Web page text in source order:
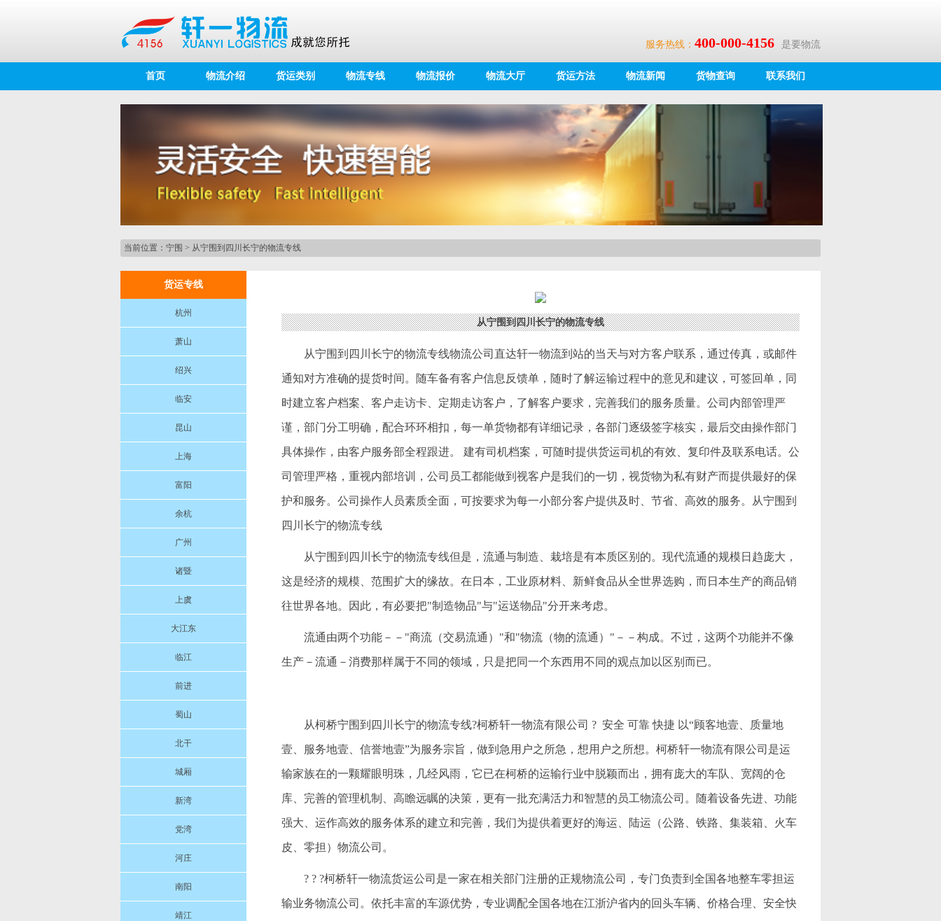
服务热线： 400-000-4156 是要物流
首页 物流介绍 货运类别 物流专线 物流报价 物流大厅 货运方法 物流新闻 货物查询 联系我们
当前位置： 宁围 > 从宁围到四川长宁的物流专线
货运专线
杭州
萧山
绍兴
临安
昆山
上海
富阳
余杭
广州
诸暨
上虞
大江东
临江
前进
蜀山
北干
城厢
新湾
党湾
河庄
南阳
靖江
从宁围到四川长宁的物流专线
从宁围到四川长宁的物流专线物流公司直达轩一物流到站的当天与对方客户联系，通过传真，或邮件
通知对方准确的提货时间。随车备有客户信息反馈单，随时了解运输过程中的意见和建议，可签回单，同
时建立客户档案、客户走访卡、定期走访客户，了解客户要求，完善我们的服务质量。公司内部管理严
谨，部门分工明确，配合环环相扣，每一单货物都有详细记录，各部门逐级签字核实，最后交由操作部门
具体操作，由客户服务部全程跟进。 建有司机档案，可随时提供货运司机的有效、复印件及联系电话。公
司管理严格，重视内部培训，公司员工都能做到视客户是我们的一切，视货物为私有财产而提供最好的保
护和服务。公司操作人员素质全面，可按要求为每一小部分客户提供及时、节省、高效的服务。从宁围到
四川长宁的物流专线
从宁围到四川长宁的物流专线但是，流通与制造、栽培是有本质区别的。现代流通的规模日趋庞大，
这是经济的规模、范围扩大的缘故。在日本，工业原材料、新鲜食品从全世界选购，而日本生产的商品销
往世界各地。因此，有必要把"制造物品"与"运送物品"分开来考虑。
流通由两个功能－－"商流（交易流通）"和"物流（物的流通）"－－构成。不过，这两个功能并不像
生产－流通－消费那样属于不同的领域，只是把同一个东西用不同的观点加以区别而已。
从柯桥宁围到四川长宁的物流专线?柯桥轩一物流有限公司 ? 安全 可靠 快捷 以“顾客地壹、质量地
壹、服务地壹、信誉地壹”为服务宗旨，做到急用户之所急，想用户之所想。柯桥轩一物流有限公司是运
输家族在的一颗耀眼明珠，几经风雨，它已在柯桥的运输行业中脱颖而出，拥有庞大的车队、宽阔的仓
库、完善的管理机制、高瞻远瞩的决策，更有一批充满活力和智慧的员工物流公司。随着设备先进、功能
强大、运作高效的服务体系的建立和完善，我们为提供着更好的海运、陆运（公路、铁路、集装箱、火车
皮、零担）物流公司。
? ? ?柯桥轩一物流货运公司是一家在相关部门注册的正规物流公司，专门负责到全国各地整车零担运
输业务物流公司。依托丰富的车源优势，专业调配全国各地在江浙沪省内的回头车辆、价格合理、安全快